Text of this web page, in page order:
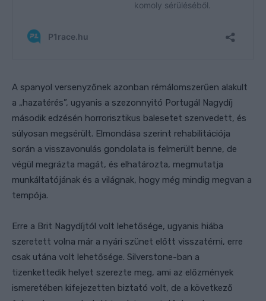
A spanyol versenyzőnek azonban rémálomszerűen alakult
a „hazatérés”, ugyanis a szezonnyitó Portugál Nagydíj
második edzésén horrorisztikus balesetet szenvedett, és
súlyosan megsérült. Elmondása szerint rehabilitációja
során a visszavonulás gondolata is felmerült benne, de
végül megrázta magát, és elhatározta, megmutatja
munkáltatójának és a világnak, hogy még mindig megvan a
tempója.
Erre a Brit Nagydíjtól volt lehetősége, ugyanis hiába
szeretett volna már a nyári szünet előtt visszatérni, erre
csak utána volt lehetősége. Silverstone-ban a
tizenkettedik helyet szerezte meg, ami az előzmények
ismeretében kifejezetten biztató volt, de a következő